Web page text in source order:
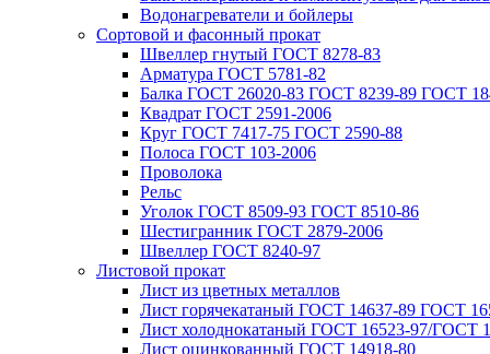
Водонагреватели и бойлеры
Сортовой и фасонный прокат
Швеллер гнутый ГОСТ 8278-83
Арматура ГОСТ 5781-82
Балка ГОСТ 26020-83 ГОСТ 8239-89 ГОСТ
Квадрат ГОСТ 2591-2006
Круг ГОСТ 7417-75 ГОСТ 2590-88
Полоса ГОСТ 103-2006
Проволока
Рельс
Уголок ГОСТ 8509-93 ГОСТ 8510-86
Шестигранник ГОСТ 2879-2006
Швеллер ГОСТ 8240-97
Листовой прокат
Лист из цветных металлов
Лист горячекатаный ГОСТ 14637-89 ГОСТ
Лист холоднокатаный ГОСТ 16523-97/ГОСТ
Лист оцинкованный ГОСТ 14918-80